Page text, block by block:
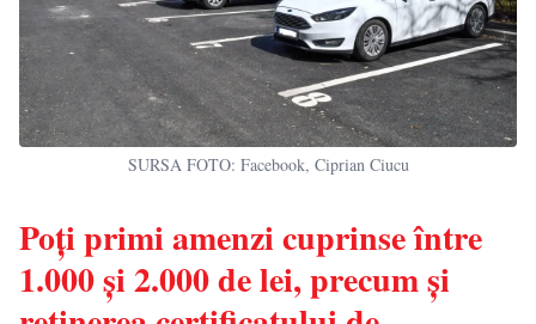
SURSA FOTO: Facebook, Ciprian Ciucu
Poți primi amenzi cuprinse între
1.000 și 2.000 de lei, precum și